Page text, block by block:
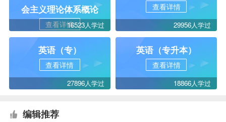
会主义理论体系概论
查看详情16523人学过
查看详情
29956人学过
英语（专）
查看详情
27896人学过
英语（专升本）
查看详情
18866人学过
编辑推荐